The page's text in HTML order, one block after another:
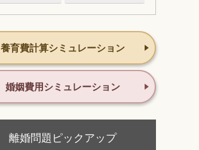
養育費計算シミュレーション
婚姻費用シミュレーション
離婚問題ピックアップ